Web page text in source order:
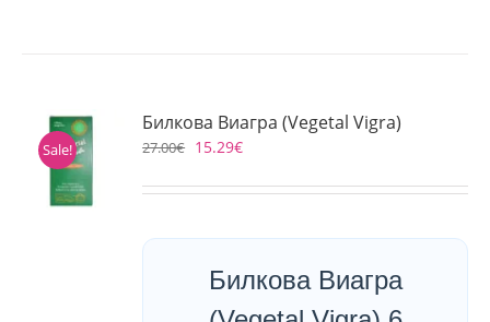
Sale!
Билкова Виагра (Vegetal Vigra)
27.00€ 15.29€
Билкова Виагра